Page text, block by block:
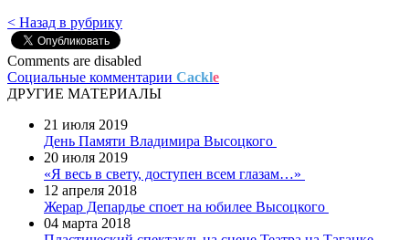
< Назад в рубрику
Comments are disabled
Социальные комментарии Cackle
ДРУГИЕ МАТЕРИАЛЫ
21 июля 2019
День Памяти Владимира Высоцкого
20 июля 2019
«Я весь в свету, доступен всем глазам…»
12 апреля 2018
Жерар Депардье споет на юбилее Высоцкого
04 марта 2018